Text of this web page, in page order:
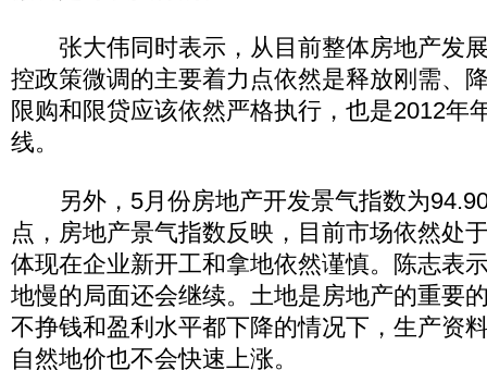
张大伟同时表示，从目前整体房地产发
控政策微调的主要着力点依然是释放刚需、
限购和限贷应该依然严格执行，也是2012年
线。
另外，5月份房地产开发景气指数为
点，房地产景气指数反映，目前市场依然处
体现在企业新开工和拿地依然谨慎。陈志表
地慢的局面还会继续。土地是房地产的重要
不挣钱和盈利水平都下降的情况下，生产资
自然地价也不会快速上涨。